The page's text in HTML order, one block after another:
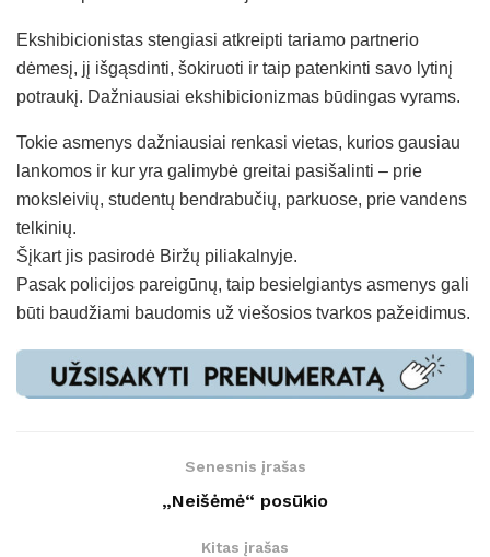
Ekshibicionistas stengiasi atkreipti tariamo partnerio
dėmesį, jį išgąsdinti, šokiruoti ir taip patenkinti savo lytinį
potraukį. Dažniausiai ekshibicionizmas būdingas vyrams.
Tokie asmenys dažniausiai renkasi vietas, kurios gausiau
lankomos ir kur yra galimybė greitai pasišalinti – prie
moksleivių, studentų bendrabučių, parkuose, prie vandens
telkinių.
Šįkart jis pasirodė Biržų piliakalnyje.
Pasak policijos pareigūnų, taip besielgiantys asmenys gali
būti baudžiami baudomis už viešosios tvarkos pažeidimus.
Senesnis įrašas
„Neišėmė“ posūkio
Kitas įrašas